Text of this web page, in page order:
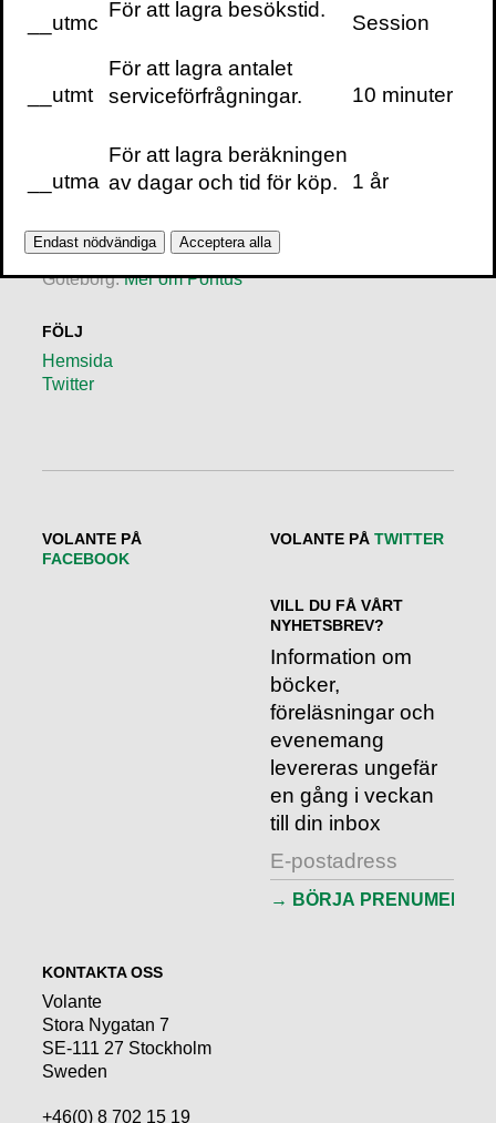
Pontus Wasling
Författare, hjärnforskare och neurolog vid
Sahlgrenska Universitetssjukhuset i
Göteborg.Mer om Pontus
FÖLJ
Hemsida
Twitter
VOLANTE PÅ
FACEBOOK
VOLANTE PÅ TWITTER
VILL DU FÅ VÅRT
NYHETSBREV?
Information om
böcker,
föreläsningar och
evenemang
levereras ungefär
en gång i veckan
till din inbox
KONTAKTA OSS
Volante
Stora Nygatan 7
SE-111 27 Stockholm
Sweden
+46(0) 8 702 15 19
__utmc
För att lagra besökstid.
Session
__utmt
För att lagra antalet
serviceförfrågningar.
10 minuter
__utma
För att lagra beräkningen
av dagar och tid för köp.
1 år
Endast nödvändiga Acceptera alla